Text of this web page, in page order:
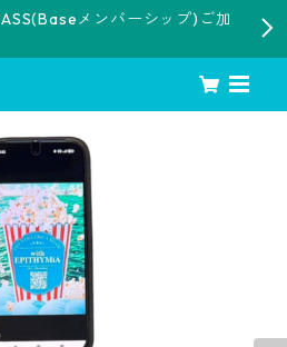
メンバーシップ)ご加